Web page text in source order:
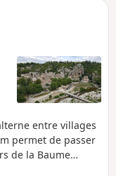
entre villages
permet de passer
de la Baume